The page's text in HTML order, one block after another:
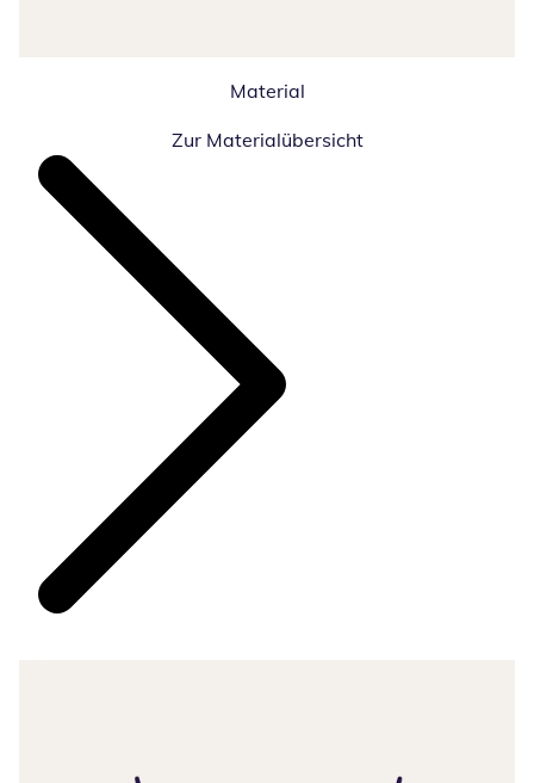
Material
Zur Materialübersicht